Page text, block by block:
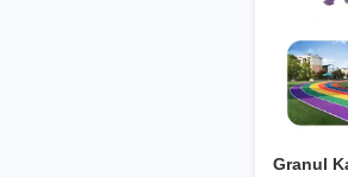
Granul
abu-abu yang tahan lama, partikel
Rumput Karet Berwarna Hijau
EPDM Granules Warna, Pellet